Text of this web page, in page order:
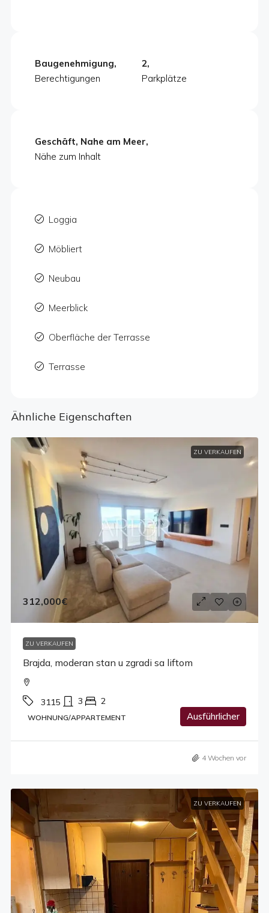
Baugenehmigung,
Berechtigungen
2,
Parkplätze
Geschäft, Nahe am Meer,
Nähe zum Inhalt
Loggia
Möbliert
Neubau
Meerblick
Oberfläche der Terrasse
Terrasse
Ähnliche Eigenschaften
ZU VERKAUFEN
312,000€
ZU VERKAUFEN
Brajda, moderan stan u zgradi sa liftom
3115 3 2
WOHNUNG/APPARTEMENT Ausführlicher
4 Wochen vor
ZU VERKAUFEN